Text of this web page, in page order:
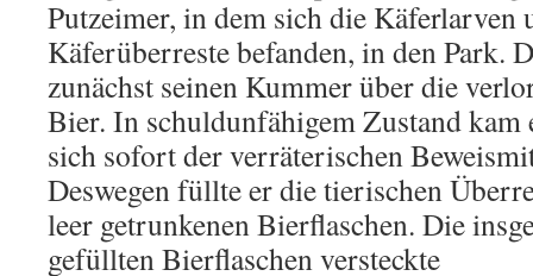
Putzeimer, in dem sich die Käferlarven
Käferüberreste befanden, in den Park.
zunächst seinen Kummer über die
Bier. In schuldunfähigem Zustand kam
sich sofort der verräterischen
Deswegen füllte er die tierischen
leer getrunkenen Bierflaschen. Die
gefüllten Bierflaschen versteckte